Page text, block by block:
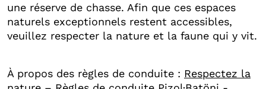
une réserve de chasse. Afin que ces espaces
naturels exceptionnels restent accessibles,
veuillez respecter la nature et la faune qui y vit.
À propos des règles de conduite : Respectez la